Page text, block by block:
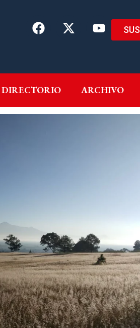
DIRECTORIO ARCHIVO
GENEROS DIRECTORIO